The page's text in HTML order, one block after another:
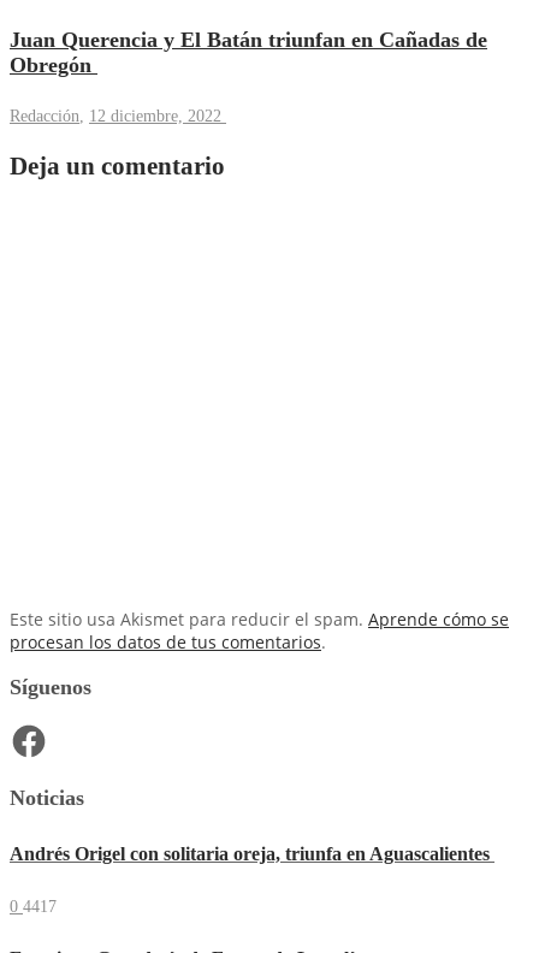
Juan Querencia y El Batán triunfan en Cañadas de
Obregón
Redacción, 12 diciembre, 2022
Deja un comentario
Este sitio usa Akismet para reducir el spam. Aprende cómo se
procesan los datos de tus comentarios.
Síguenos
Facebook
Noticias
Andrés Origel con solitaria oreja, triunfa en Aguascalientes
0 4417